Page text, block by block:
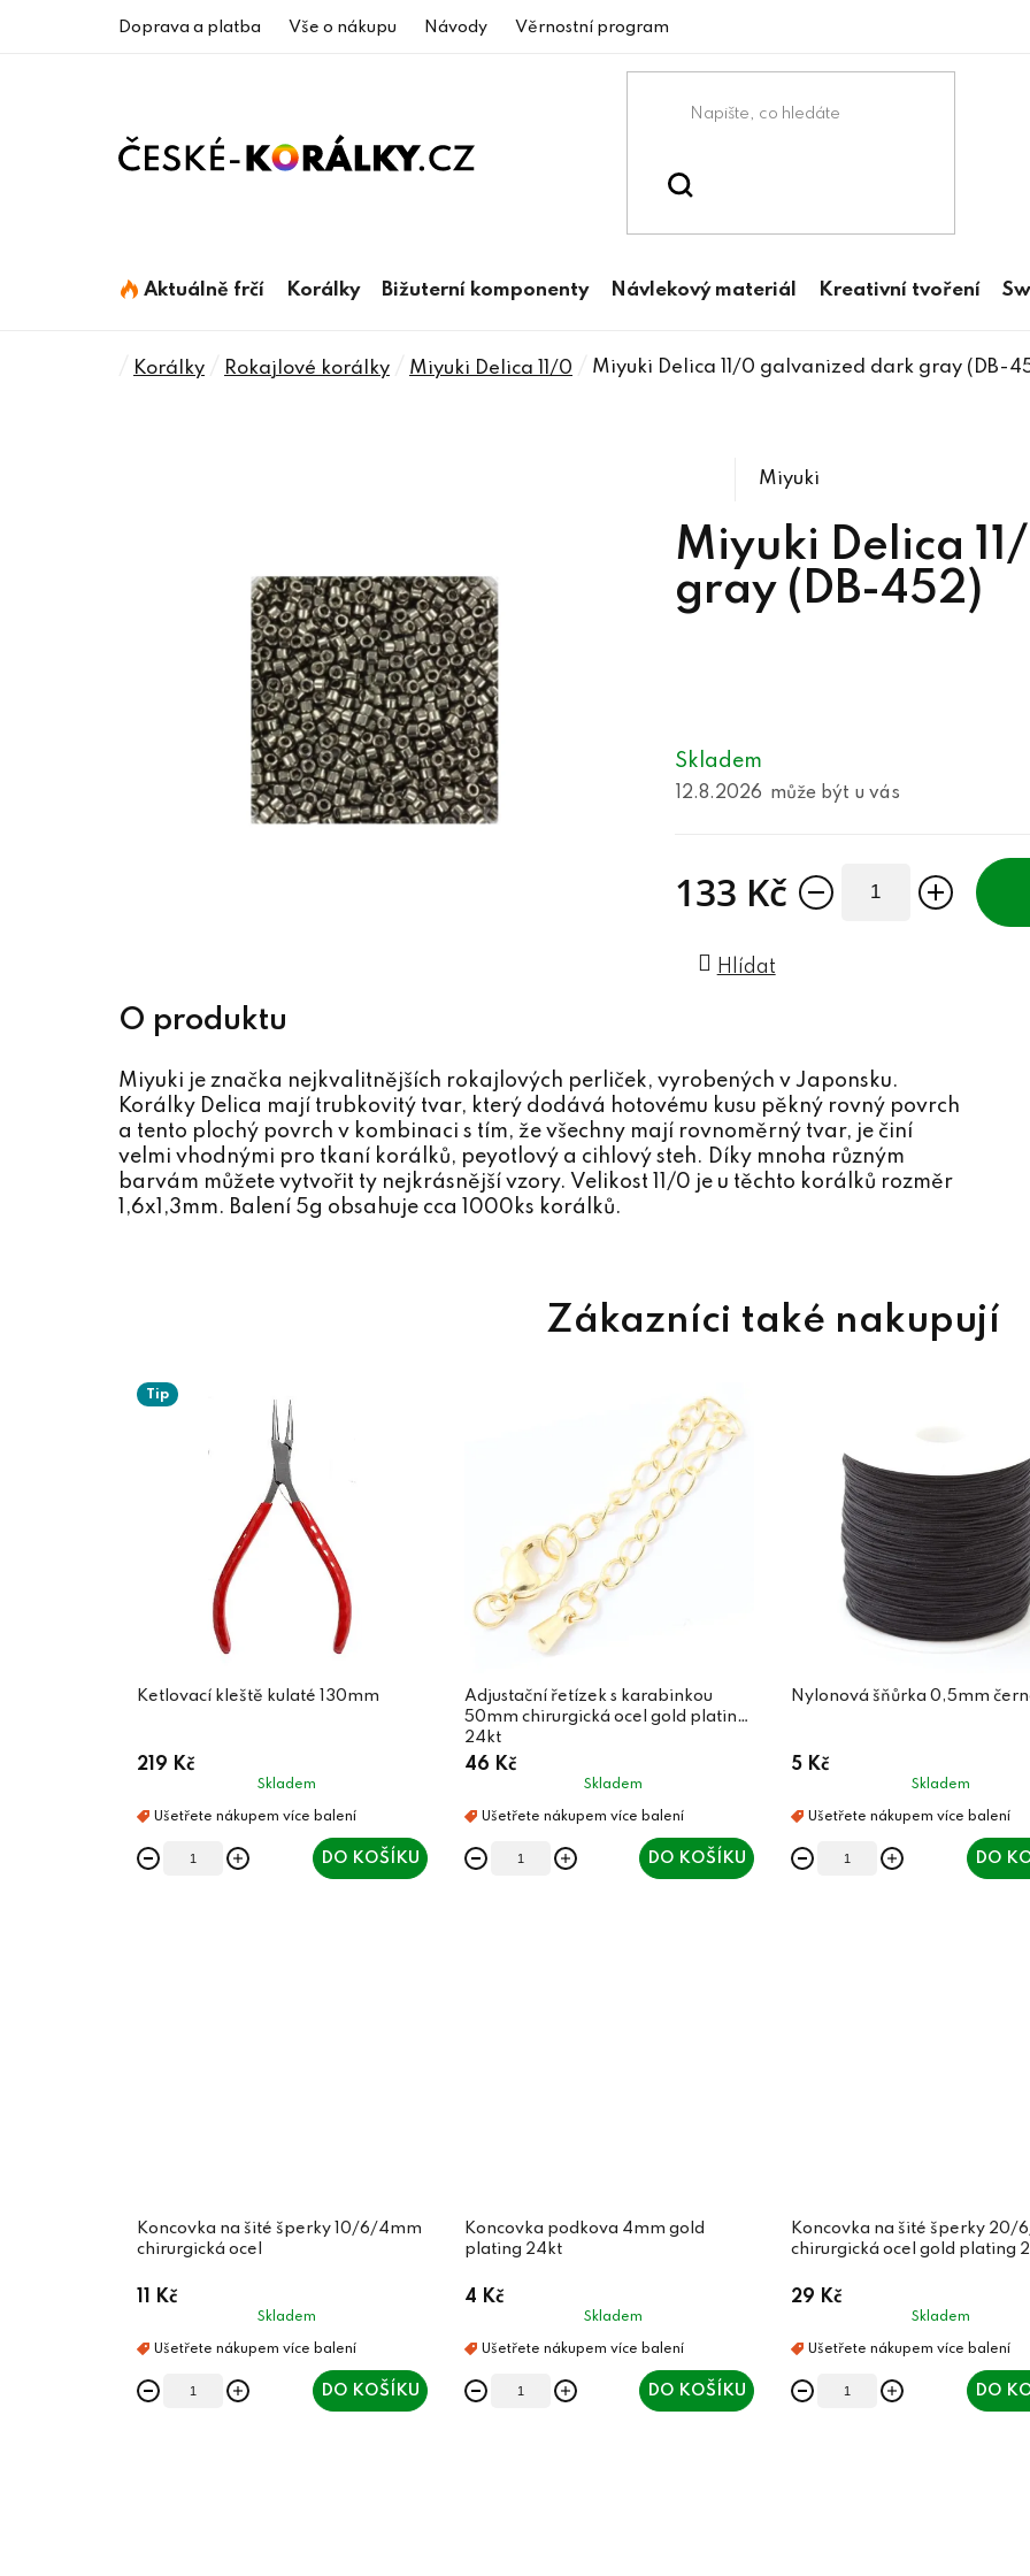
Doprava a platba Vše o nákupu Návody Věrnostní program
Aktuálně frčí Korálky Bižuterní komponenty Návlekový materiál Kreativní tvoření
Domů
Korálky Rokajlové korálky Miyuki Delica 11/0 Miyuki Delica 11/0 galvanized dark gray (DB-
Miyuki Delica
gray (DB-452)
Miyuki
Skladem
12.8.2026
133 Kč
Hlídat
Miyuki je značka nejkvalitnějších rokajlových perliček, vyrobených v Japonsku.
Korálky Delica mají trubkovitý tvar, který dodává hotovému kusu pěkný rovný povrch
a tento plochý povrch v kombinaci s tím, že všechny mají rovnoměrný tvar, je činí
velmi vhodnými pro tkaní korálků, peyotlový a cihlový steh. Díky mnoha různým
barvám můžete vytvořit ty nejkrásnější vzory. Velikost 11/0 je u těchto korálků rozměr
1,6x1,3mm. Balení 5g obsahuje cca 1000ks korálků.
Tip
Ketlovací kleště kulaté 130mm
219 Kč
Skladem
DO KOŠÍKU
Adjustační řetízek s karabinkou
50mm chirurgická ocel gold plating
24kt
46 Kč
Skladem
DO KOŠÍKU
Nylonová šňůrka 0,5mm
5 Kč
Skladem
DO
Koncovka na šité šperky 10/6/4mm
chirurgická ocel
11 Kč
Skladem
DO KOŠÍKU
Koncovka podkova 4mm gold
plating 24kt
4 Kč
Skladem
DO KOŠÍKU
Koncovka na šité šperky 20/
chirurgická ocel gold plating
29 Kč
Skladem
DO